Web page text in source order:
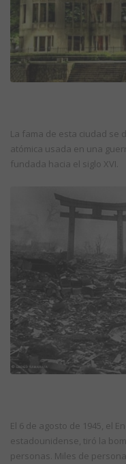
La fama de esta ciudad se
atómica usada en una
fundada hacia el siglo XVI.
El 6 de agosto de 1945, el
estadounidense, tiró la
personas. Miles de